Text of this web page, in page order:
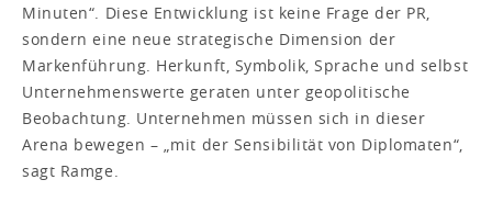
Minuten“. Diese Entwicklung ist keine Frage der PR,
sondern eine neue strategische Dimension der
Markenführung. Herkunft, Symbolik, Sprache und selbst
Unternehmenswerte geraten unter geopolitische
Beobachtung. Unternehmen müssen sich in dieser
Arena bewegen – „mit der Sensibilität von Diplomaten“,
sagt Ramge.